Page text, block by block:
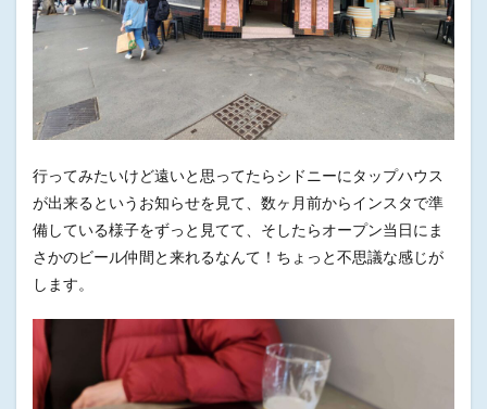
行ってみたいけど遠いと思ってたらシドニーにタップハウス
が出来るというお知らせを見て、数ヶ月前からインスタで準
備している様子をずっと見てて、そしたらオープン当日にま
さかのビール仲間と来れるなんて！ちょっと不思議な感じが
します。